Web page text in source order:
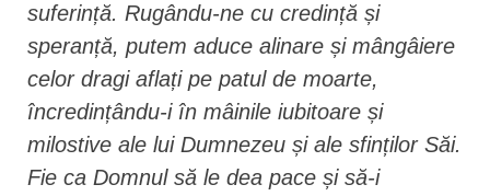
suferință. Rugându-ne cu credință și
speranță, putem aduce alinare și mângâiere
celor dragi aflați pe patul de moarte,
încredințându-i în mâinile iubitoare și
milostive ale lui Dumnezeu și ale sfinților Săi.
Fie ca Domnul să le dea pace și să-i